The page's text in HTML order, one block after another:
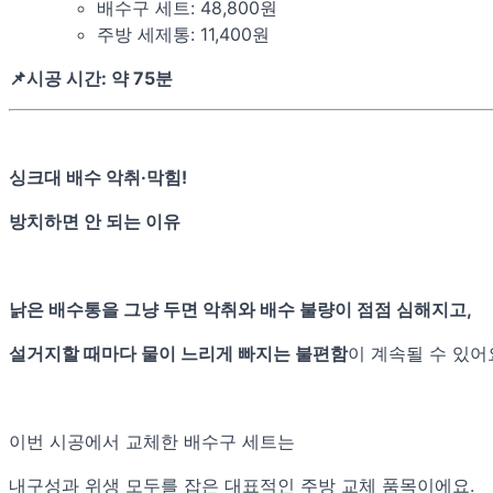
배수구 세트: 48,800원
주방 세제통: 11,400원
📌시공 시간: 약 75분
싱크대 배수 악취·막힘!
방치하면 안 되는 이유
낡은 배수통을 그냥 두면 악취와 배수 불량이 점점 심해지고,
설거지할 때마다 물이 느리게 빠지는 불편함이 계속될 수 있어
이번 시공에서 교체한 배수구 세트는
내구성과 위생 모두를 잡은 대표적인 주방 교체 품목이에요.